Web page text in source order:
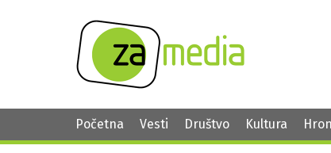
Početna Vesti Društvo Kultura